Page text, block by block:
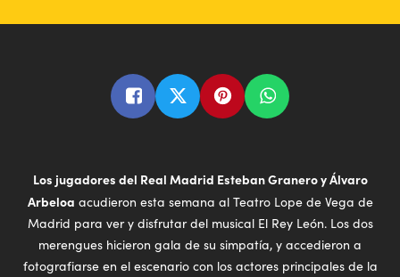
Los jugadores del Real Madrid Esteban Granero y Álvaro
Arbeloa acudieron esta semana al Teatro Lope de Vega de
Madrid para ver y disfrutar del musical El Rey León. Los dos
merengues hicieron gala de su simpatía, y accedieron a
fotografiarse en el escenario con los actores principales de la